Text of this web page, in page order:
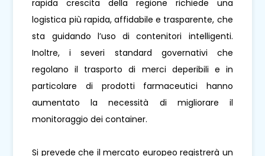
rapida crescita della regione richiede una
logistica più rapida, affidabile e trasparente, che
sta guidando l’uso di contenitori intelligenti.
Inoltre, i severi standard governativi che
regolano il trasporto di merci deperibili e in
particolare di prodotti farmaceutici hanno
aumentato la necessità di migliorare il
monitoraggio dei container.
Si prevede che il mercato europeo registrerà un